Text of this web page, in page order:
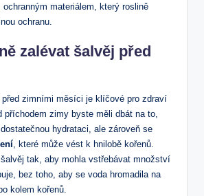
materiálem, který ⁢roslině
ochranu.
zalévat šalvěj před
zimními měsíci je klíčové pro zdraví
příchodem zimy ‍byste měli dbát na to,
hydrataci, ale zároveň se
, které může vést k hnilobě kořenů.
tak, ⁤aby mohla ‍vstřebávat množství
bez toho, aby se voda hromadila na
kolem kořenů.